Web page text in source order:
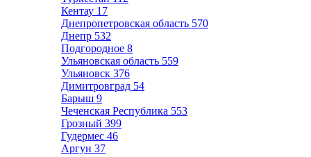
Кентау 17
Днепропетровская область 570
Днепр 532
Подгородное 8
Ульяновская область 559
Ульяновск 376
Димитровград 54
Барыш 9
Чеченская Республика 553
Грозный 399
Гудермес 46
Аргун 37